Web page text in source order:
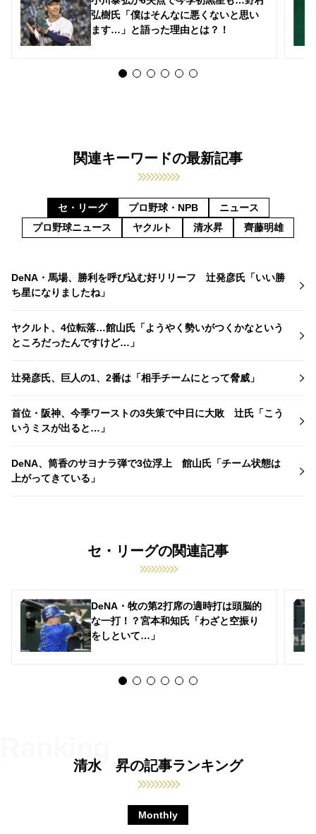
弘樹氏「僕はそんなに悪くないと思い
ます…」と語った理由とは？！
関連キーワードの最新記事
セ・リーグ プロ野球・NPB
ニュース
プロ野球ニュース
ヤクルト 清水昇 齊藤明雄
DeNA・馬場、勝利を呼び込む好リリーフ 辻発彦氏「いい勝
ち星になりましたね」
ヤクルト、4位転落…館山氏「ようやく勢いがつくかなという
ところだったんですけど…」
辻発彦氏、巨人の1、2番は「相手チームにとって脅威」
首位・阪神、今季ワーストの3失策で中日に大敗 辻氏「こう
いうミスが出ると…」
DeNA、筒香のサヨナラ弾で3位浮上 館山氏「チーム状態は
上がってきている」
セ・リーグの関連記事
DeNA・牧の第2打席の適時打は頭脳的
な一打！？宮本和知氏「わざと空振り
をしといて…」
清水 昇の記事ランキング
Monthly